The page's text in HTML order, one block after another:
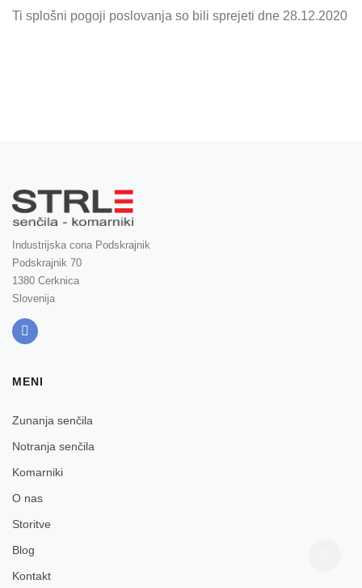
Ti splošni pogoji poslovanja so bili sprejeti dne 28.12.2020
Industrijska cona Podskrajnik
Podskrajnik 70
1380 Cerknica
Slovenija
MENI
Zunanja senčila
Notranja senčila
Komarniki
O nas
Storitve
Blog
Kontakt